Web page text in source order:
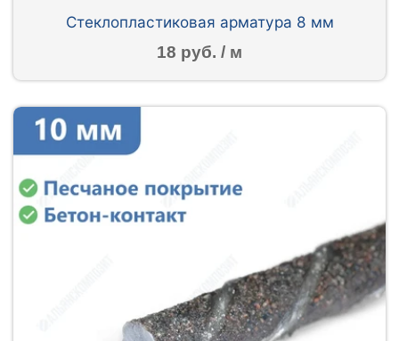
Стеклопластиковая арматура 8 мм
18 руб. / м